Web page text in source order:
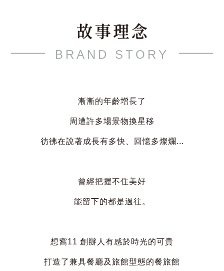
BRAND STORY
漸漸的年齡增長了
周遭許多場景物換星移
彷彿在說著成長有多快、回憶多燦爛...
曾經把握不住美好
能留下的都是過往。
想窩11 創辦人有感於時光的可貴
打造了兼具餐廳及旅館型態的餐旅館